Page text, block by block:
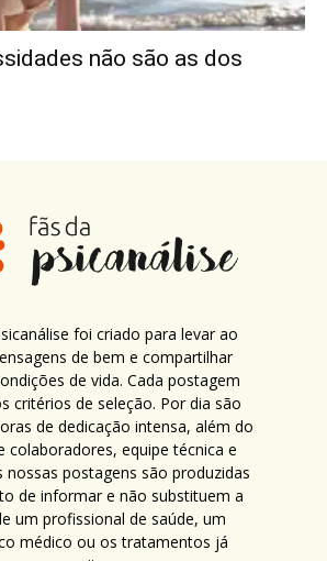
não são as dos
foi criado para levar ao
de bem e compartilhar
de vida. Cada postagem
critérios de seleção. Por dia são
de dedicação intensa, além do
colaboradores, equipe técnica e
nossas postagens são produzidas
de informar e não substituem a
um profissional de saúde, um
médico ou os tratamentos já